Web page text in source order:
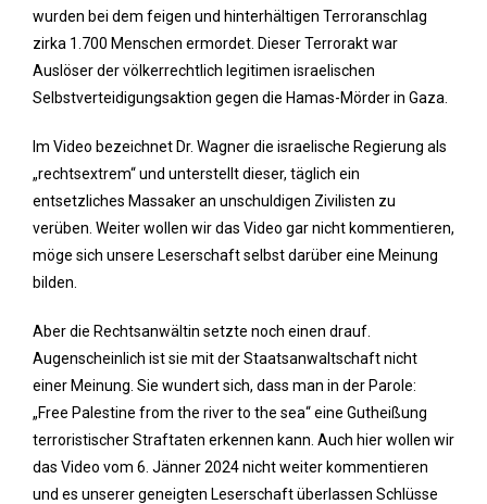
wurden bei dem feigen und hinterhältigen Terroranschlag
zirka 1.700 Menschen ermordet. Dieser Terrorakt war
Auslöser der völkerrechtlich legitimen israelischen
Selbstverteidigungsaktion gegen die Hamas-Mörder in Gaza.
Im Video bezeichnet Dr. Wagner die israelische Regierung als
„rechtsextrem“ und unterstellt dieser, täglich ein
entsetzliches Massaker an unschuldigen Zivilisten zu
verüben. Weiter wollen wir das Video gar nicht kommentieren,
möge sich unsere Leserschaft selbst darüber eine Meinung
bilden.
Aber die Rechtsanwältin setzte noch einen drauf.
Augenscheinlich ist sie mit der Staatsanwaltschaft nicht
einer Meinung. Sie wundert sich, dass man in der Parole:
„Free Palestine from the river to the sea“ eine Gutheißung
terroristischer Straftaten erkennen kann. Auch hier wollen wir
das Video vom 6. Jänner 2024 nicht weiter kommentieren
und es unserer geneigten Leserschaft überlassen Schlüsse